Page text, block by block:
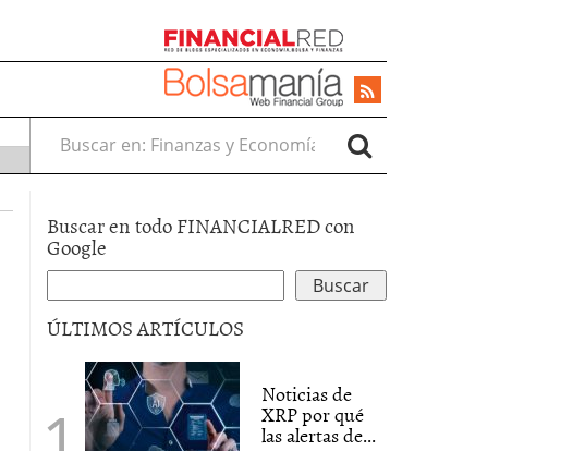
Buscar en:
Buscar en todo FINANCIALRED con
Google
ÚLTIMOS ARTÍCULOS
Noticias de
XRP por qué
las alertas de...